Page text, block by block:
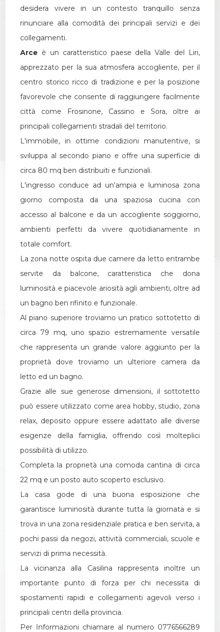
desidera vivere in un contesto tranquillo senza
rinunciare alla comodità dei principali servizi e dei
collegamenti.
Arce è un caratteristico paese della Valle del Liri,
apprezzato per la sua atmosfera accogliente, per il
centro storico ricco di tradizione e per la posizione
favorevole che consente di raggiungere facilmente
città come Frosinone, Cassino e Sora, oltre ai
principali collegamenti stradali del territorio.
L'immobile, in ottime condizioni manutentive, si
sviluppa al secondo piano e offre una superficie di
circa 80 mq ben distribuiti e funzionali.
L'ingresso conduce ad un'ampia e luminosa zona
giorno composta da una spaziosa cucina con
accesso al balcone e da un accogliente soggiorno,
ambienti perfetti da vivere quotidianamente in
totale comfort.
La zona notte ospita due camere da letto entrambe
servite da balcone, caratteristica che dona
luminosità e piacevole ariosità agli ambienti, oltre ad
un bagno ben rifinito e funzionale.
Al piano superiore troviamo un pratico sottotetto di
circa 79 mq, uno spazio estremamente versatile
che rappresenta un grande valore aggiunto per la
proprietà dove troviamo un ulteriore camera da
letto ed un bagno.
Grazie alle sue generose dimensioni, il sottotetto
può essere utilizzato come area hobby, studio, zona
relax, deposito oppure essere adattato alle diverse
esigenze della famiglia, offrendo così molteplici
possibilità di utilizzo.
Completa la proprietà una comoda cantina di circa
22 mq e un posto auto scoperto esclusivo.
La casa gode di una buona esposizione che
garantisce luminosità durante tutta la giornata e si
trova in una zona residenziale pratica e ben servita, a
pochi passi da negozi, attività commerciali, scuole e
servizi di prima necessità.
La vicinanza alla Casilina rappresenta inoltre un
importante punto di forza per chi necessita di
spostamenti rapidi e collegamenti agevoli verso i
principali centri della provincia.
Per Informazioni chiamare al numero 0776566289
Giardino
Posto auto/Box
Balcone/Terrazzo
Ascensore
Lusso